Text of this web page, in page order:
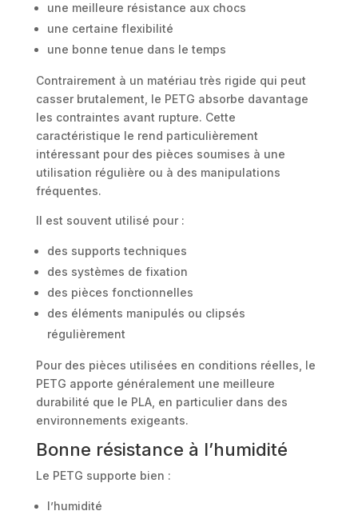
une meilleure résistance aux chocs
une certaine flexibilité
une bonne tenue dans le temps
Contrairement à un matériau très rigide qui peut
casser brutalement, le PETG absorbe davantage
les contraintes avant rupture. Cette
caractéristique le rend particulièrement
intéressant pour des pièces soumises à une
utilisation régulière ou à des manipulations
fréquentes.
Il est souvent utilisé pour :
des supports techniques
des systèmes de fixation
des pièces fonctionnelles
des éléments manipulés ou clipsés
régulièrement
Pour des pièces utilisées en conditions réelles, le
PETG apporte généralement une meilleure
durabilité que le PLA, en particulier dans des
environnements exigeants.
Bonne résistance à l’humidité
Le PETG supporte bien :
l’humidité